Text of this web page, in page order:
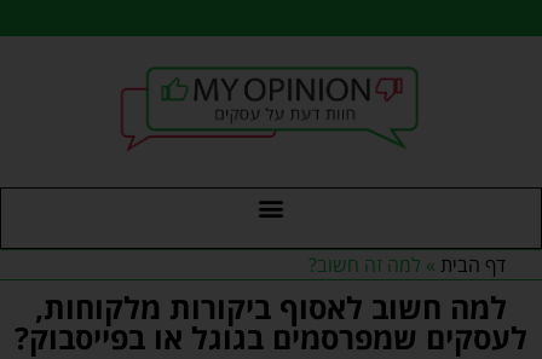
דף הבית » למה זה חשוב?
למה חשוב לאסוף ביקורות מלקוחות,
לעסקים שמפרסמים בגוגל או בפייסבוק?